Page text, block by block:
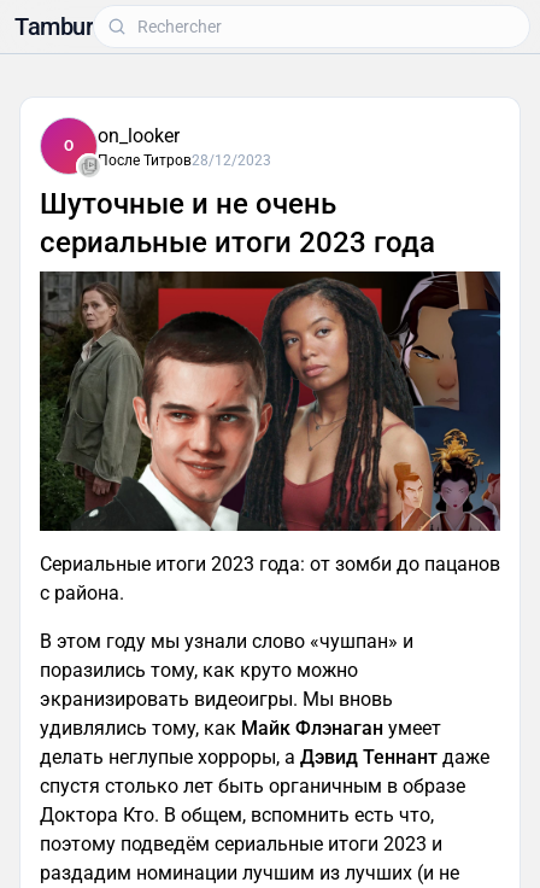
Tambur
O on_looker
После Титров28/12/2023
Шуточные и не очень
сериальные итоги 2023 года
Сериальные итоги 2023 года: от зомби до пацанов
с района.
В этом году мы узнали слово «чушпан» и
поразились тому, как круто можно
экранизировать видеоигры. Мы вновь
удивлялись тому, как Майк Флэнаган умеет
делать неглупые хорроры, а Дэвид Теннант даже
спустя столько лет быть органичным в образе
Доктора Кто. В общем, вспомнить есть что,
поэтому подведём сериальные итоги 2023 и
раздадим номинации лучшим из лучших (и не